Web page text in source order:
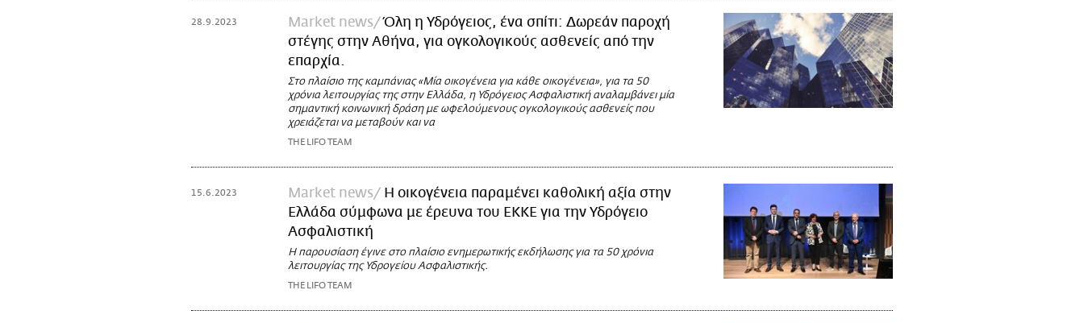
28.9.2023 Market news
Όλη η Υδρόγειος, ένα σπίτι: Δωρεάν παροχή
στέγης στην Αθήνα, για ογκολογικούς ασθενείς από την
επαρχία.
Στο πλαίσιο της καμπάνιας «Μία οικογένεια για κάθε οικογένεια», για τα 50
χρόνια λειτουργίας της στην Ελλάδα, η Υδρόγειος Ασφαλιστική αναλαμβάνει μία
σημαντική κοινωνική δράση με ωφελούμενους ογκολογικούς ασθενείς που
χρειάζεται να μεταβούν και να
THE LIFO TEAM
15.6.2023 Market news
H οικογένεια παραμένει καθολική αξία στην
Ελλάδα σύμφωνα με έρευνα του ΕΚΚΕ για την Υδρόγειο
Ασφαλιστική
Η παρουσίαση έγινε στο πλαίσιο ενημερωτικής εκδήλωσης για τα 50 χρόνια
λειτουργίας της Υδρογείου Ασφαλιστικής.
THE LIFO TEAM